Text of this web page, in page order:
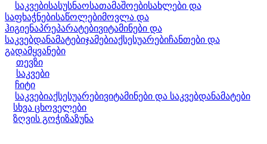
საკვებისასუსნაოსათამაშოებისახლები და
საფხაჭნებისაწოლებიმოვლა და
ჰიგიენაპრეპარატებივიტამინები და
საკვებდანამატებიჯამებიაქსესუარებიჩანთები და
გადამყვანები
თევზი
საკვები
ჩიტი
საკვებიაქსესუარებივიტამინები და საკვებდანამატები
სხვა ცხოველები
ზღვის გოჭიზაზუნა